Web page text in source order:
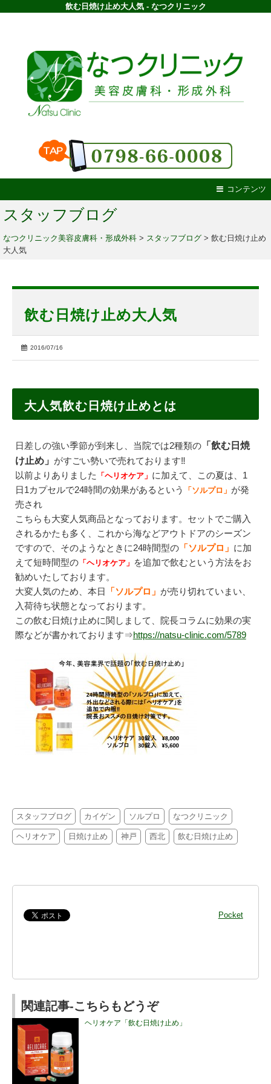
飲む日焼け止め大人気 - なつクリニック
コンテンツ
スタッフブログ
なつクリニック美容皮膚科・形成外科 > スタッフブログ > 飲む日焼け止め
大人気
飲む日焼け止め大人気
2016/07/16
大人気飲む日焼け止めとは
日差しの強い季節が到来し、当院では2種類の「飲む日焼
け止め」 がすごい勢いで売れております‼
以前よりありました 「ヘリオケア」 に加えて、この夏は、1
日1カプセルで24時間の効果があるという
「ソルプロ」 が発
売され
こちらも大変人気商品となっております。セットでご購入
されるかたも多く、これから海などアウトドアのシーズン
ですので、そのようなときに24時間型の「ソルプロ」 に加
えて短時間型の「ヘリオケア」 を追加で飲むという方法をお
勧めいたしております。
大変人気のため、本日
「ソルプロ」 が売り切れていまい、
入荷待ち状態となっております。
この飲む日焼け止めに関しまして、院長コラムに効果の実
際などが書かれております⇒https://natsu-clinic.com/5789
スタッフブログ カイゲン ソルプロ なつクリニック
ヘリオケア 日焼け止め 神戸 西北 飲む日焼け止め
Pocket
関連記事-こちらもどうぞ
ヘリオケア「飲む日焼け止め」